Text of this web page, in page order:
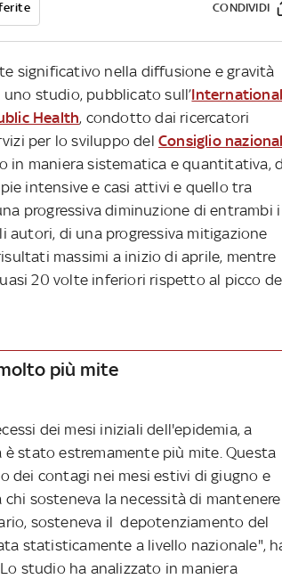
CONDIVIDI
significativo nella diffusione e gravità
studio, pubblicato sull’International
Health, condotto dai ricercatori
per lo sviluppo delConsiglio
in maniera sistematica e quantitativa,
intensive e casi attivi e quello tra
progressiva diminuzione di entrambi i
autori, di una progressiva mitigazione
massimi a inizio di aprile, mentre
20 volte inferiori rispetto al picco
più mite
dei mesi iniziali dell'epidemia, a
stato estremamente più mite. Questa
dei contagi nei mesi estivi di giugno e
sosteneva la necessità di mantenere
sosteneva il depotenziamento del
statisticamente a livello nazionale",
studio ha analizzato in maniera